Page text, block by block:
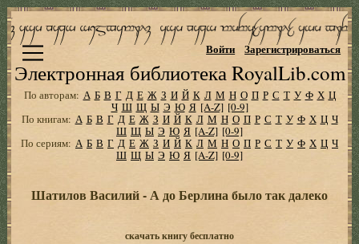
Электронная библиотека RoyalLib.com
Войти Зарегистрироваться
По авторам: А Б В Г Д Е Ж З И Й К Л М Н О П Р С Т У Ф Х Ц
Ч Ш Щ Ы Э Ю Я [A-Z] [0-9]
По книгам: А Б В Г Д Е Ж З И Й К Л М Н О П Р С Т У Ф Х Ц Ч
Ш Щ Ы Э Ю Я [A-Z] [0-9]
По сериям: А Б В Г Д Е Ж З И Й К Л М Н О П Р С Т У Ф Х Ц Ч
Ш Щ Ы Э Ю Я [A-Z] [0-9]
Шатилов Василий - А до Берлина было так далеко
скачать книгу бесплатно